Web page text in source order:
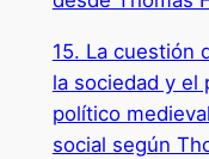
15. La cuestión
la sociedad y el
político
social según